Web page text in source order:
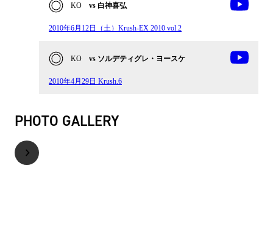
KO vs 白神喜弘
2010年6月12日（土）Krush-EX 2010 vol.2
KO vs ソルデティグレ・ヨースケ
2010年4月29日 Krush.6
PHOTO GALLERY